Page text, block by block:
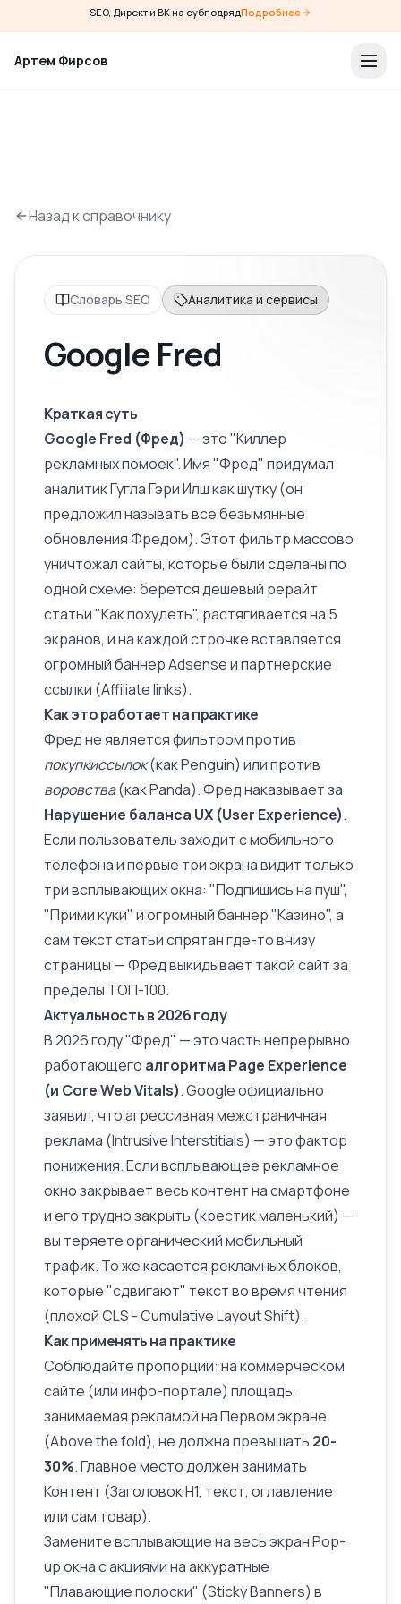
SEO, Директ и ВК на субподрядПодробнее
Артем Фирсов
Назад к справочнику
Словарь SEO Аналитика и сервисы
Google Fred
Краткая суть
Google Fred (Фред) — это "Киллер
рекламных помоек". Имя "Фред" придумал
аналитик Гугла Гэри Илш как шутку (он
предложил называть все безымянные
обновления Фредом). Этот фильтр массово
уничтожал сайты, которые были сделаны по
одной схеме: берется дешевый рерайт
статьи "Как похудеть", растягивается на 5
экранов, и на каждой строчке вставляется
огромный баннер Adsense и партнерские
ссылки (Affiliate links).
Как это работает на практике
Фред не является фильтром против
покупкиссылок(какPenguin) или против
воровства(какPanda). Фред наказывает за
Нарушение баланса UX (User Experience).
Если пользователь заходит с мобильного
телефона и первые три экрана видит только
три всплывающих окна: "Подпишись на пуш",
"Прими куки" и огромный баннер "Казино", а
сам текст статьи спрятан где-то внизу
страницы — Фред выкидывает такой сайт за
пределы ТОП-100.
Актуальность в 2026 году
В 2026 году "Фред" — это часть непрерывно
работающего алгоритма Page Experience
(и Core Web Vitals). Google официально
заявил, что агрессивная межстраничная
реклама (Intrusive Interstitials) — это фактор
понижения. Если всплывающее рекламное
окно закрывает весь контент на смартфоне
и его трудно закрыть (крестик маленький) —
вы теряете органический мобильный
трафик. То же касается рекламных блоков,
которые "сдвигают" текст во время чтения
(плохой CLS -Cumulative Layout Shift).
Как применять на практике
Соблюдайте пропорции: на коммерческом
сайте (или инфо-портале) площадь,
занимаемая рекламой на Первом экране
(Above the fold), не должна превышать 20-
30%. Главное место должен занимать
Контент (Заголовок H1, текст, оглавление
или сам товар).
Замените всплывающие на весь экран Pop-
up окна с акциями на аккуратные
"Плавающие полоски" (Sticky Banners) в